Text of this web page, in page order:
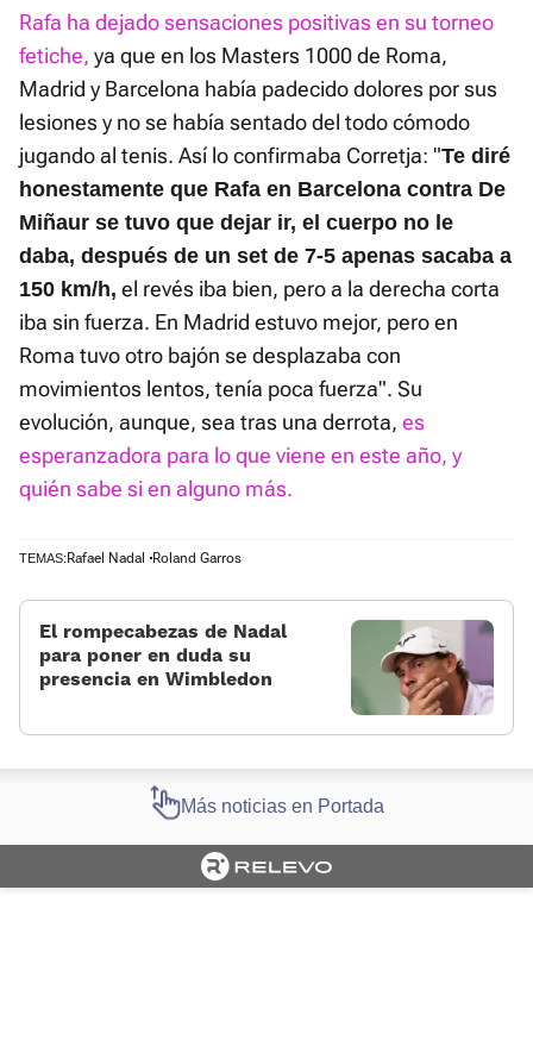
Rafa ha dejado sensaciones positivas en su torneo
fetiche, ya que en los Masters 1000 de Roma,
Madrid y Barcelona había padecido dolores por sus
lesiones y no se había sentado del todo cómodo
jugando al tenis. Así lo confirmaba Corretja: "Te diré
honestamente que Rafa en Barcelona contra De
Miñaur se tuvo que dejar ir, el cuerpo no le
daba, después de un set de 7-5 apenas sacaba a
150 km/h, el revés iba bien, pero a la derecha corta
iba sin fuerza. En Madrid estuvo mejor, pero en
Roma tuvo otro bajón se desplazaba con
movimientos lentos, tenía poca fuerza". Su
evolución, aunque, sea tras una derrota, es
esperanzadora para lo que viene en este año, y
quién sabe si en alguno más.
TEMAS: Rafael Nadal Roland Garros
El rompecabezas de Nadal
para poner en duda su
presencia en Wimbledon
Más noticias en Portada